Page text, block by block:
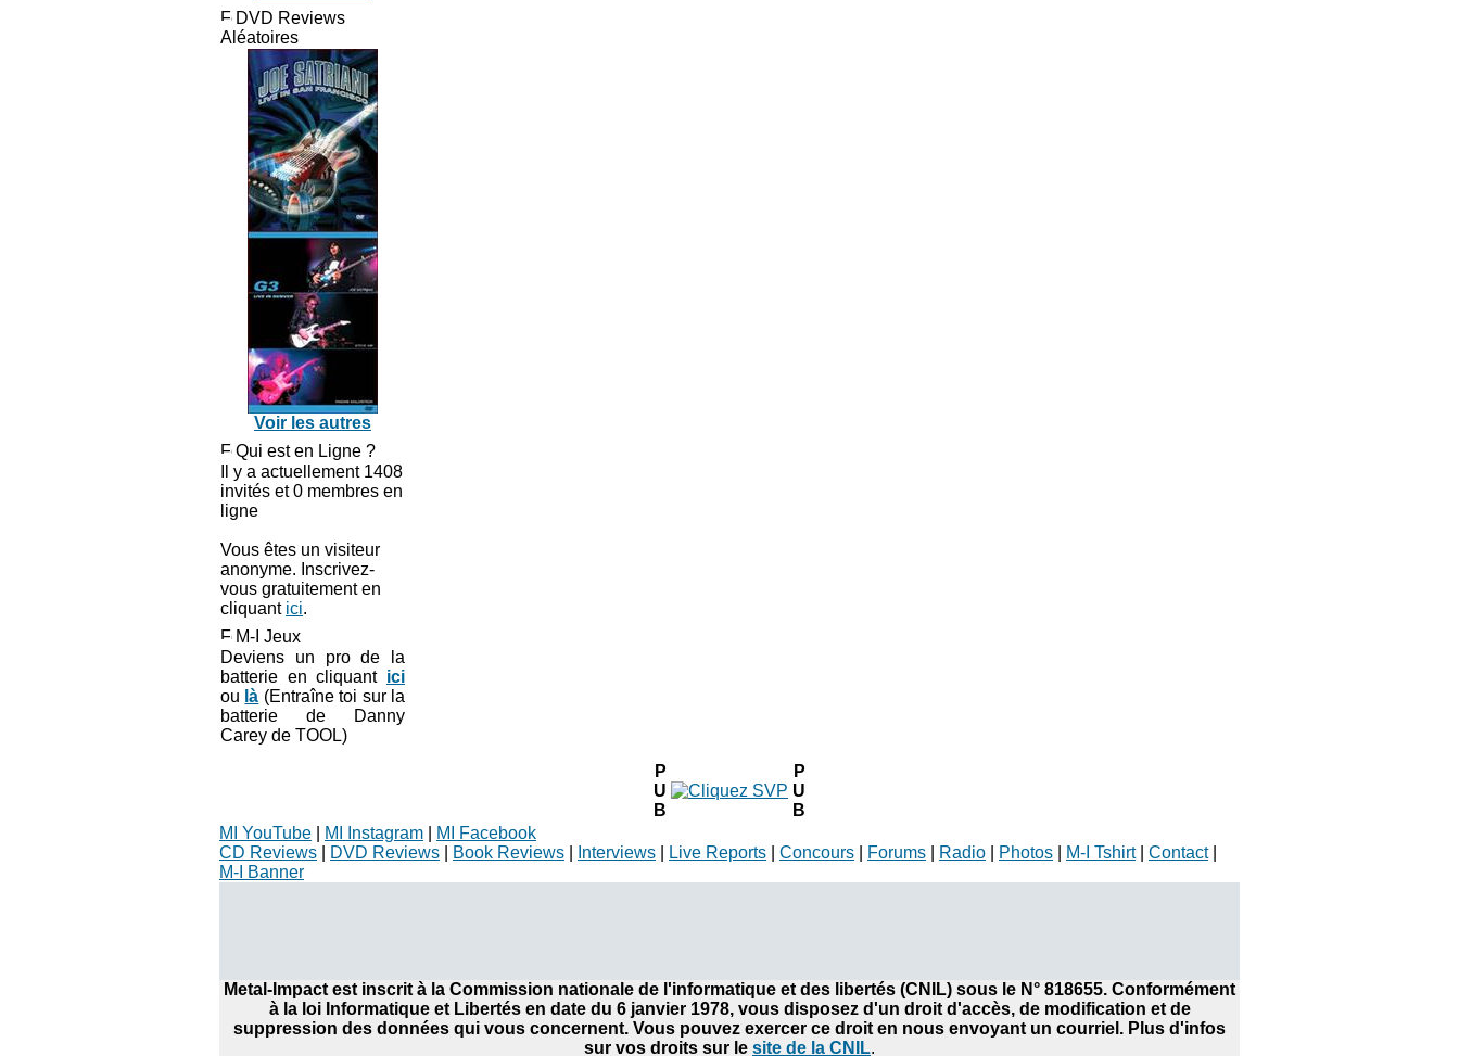
DVD Reviews
Aléatoires
Voir les autres
Qui est en Ligne ?
Il y a actuellement 1408
invités et 0 membres en
ligne
Vous êtes un visiteur
anonyme. Inscrivez-
vous gratuitement en
cliquant ici.
M-I Jeux
Deviens un pro de la
batterie en cliquant ici
ou là (Entraîne toi sur la
batterie de Danny
Carey de TOOL)
P
U
B
P
U
B
MI YouTube
MI Instagram
MI Facebook
CD Reviews
DVD Reviews Book Reviews Interviews Live Reports Concours Forums Radio Photos M-I Tshirt| Contact|
M-I Banner
Metal-Impact est inscrit à la Commission nationale de l'informatique et des libertés (CNIL) sous le N° 818655. Conformément
à la loi Informatique et Libertés en date du 6 janvier 1978, vous disposez d'un droit d'accès, de modification et de
suppression des données qui vous concernent. Vous pouvez exercer ce droit en nous envoyant un courriel. Plus d'infos
sur vos droits sur le site de la CNIL.